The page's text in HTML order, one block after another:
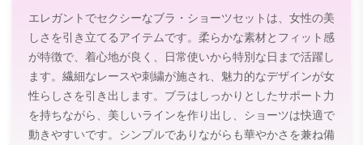
エレガントでセクシーなブラ・ショーツセットは、女性の美
しさを引き立てるアイテムです。柔らかな素材とフィット感
が特徴で、着心地が良く、日常使いから特別な日まで活躍し
ます。繊細なレースや刺繍が施され、魅力的なデザインが女
性らしさを引き出します。ブラはしっかりとしたサポート力
を持ちながら、美しいラインを作り出し、ショーツは快適で
動きやすいです。シンプルでありながらも華やかさを兼ね備